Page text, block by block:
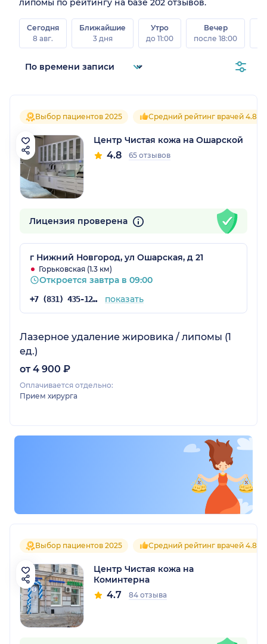
липомы по рейтингу на базе 202 отзывов.
Сегодня
8 авг.
Ближайшие
3 дня
Утро
до 11:00
Вечер
после 18:00
Выбор пациентов 2025 Средний рейтинг врачей 4.8
Центр Чистая кожа на Ошарской
4.8 65 отзывов
Лицензия проверена
г Нижний Новгород, ул Ошарская, д 21
Горьковская (1.3 км)
Откроется завтра в 09:00
+7 (831) 435-12-40 показать
Лазерное удаление жировика / липомы (1
ед.)
от 4 900 ₽
Оплачивается отдельно:
Прием хирурга
Выбор пациентов 2025 Средний рейтинг врачей 4.8
Центр Чистая кожа на
Коминтерна
4.7 84 отзыва